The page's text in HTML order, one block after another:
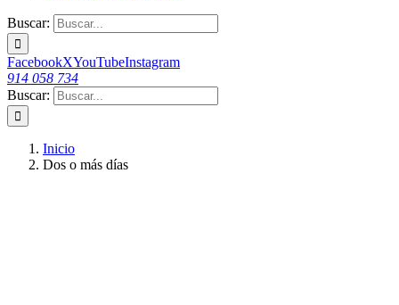
Buscar:
FacebookXYouTubeInstagram
914 058 734
Buscar:
Inicio
Dos o más días